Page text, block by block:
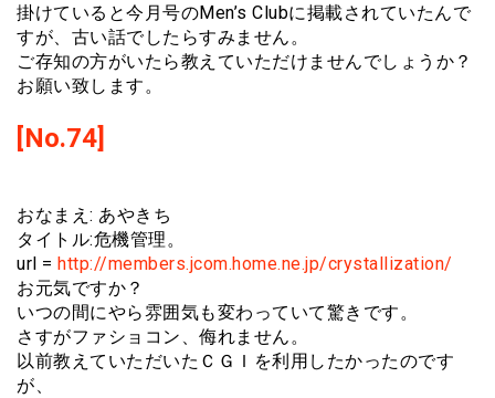
掛けていると今月号のMen’s Clubに掲載されていたんで
すが、古い話でしたらすみません。
ご存知の方がいたら教えていただけませんでしょうか？
お願い致します。
[No.74]
おなまえ: あやきち
タイトル:危機管理。
url = http://members.jcom.home.ne.jp/crystallization/
お元気ですか？
いつの間にやら雰囲気も変わっていて驚きです。
さすがファショコン、侮れません。
以前教えていただいたＣＧＩを利用したかったのです
が、